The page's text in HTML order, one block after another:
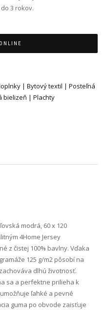
3 rokov.
| Bytový textil | Posteľná
bielizeň | Plachty
modrá, 60 x 120
4Home Jersey
z čistej 100% bavlny. Vďaka
125 g/m2 pôsobí na
dlhú životnosť.
sa a perfektne prilieha k
ľahké a pevné
guma po obvode zaisťuje